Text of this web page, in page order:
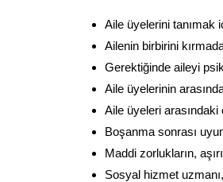
Aile üyelerini tanımak
Ailenin birbirini
Gerektiğinde aileyi
Aile üyelerinin
Aile üyeleri arasındaki
Boşanma sonrası
Maddi zorlukların,
Sosyal hizmet